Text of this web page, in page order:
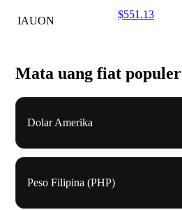
IAUON
$551.13
Mata uang fiat populer
Dolar Amerika
Peso Filipina (PHP)